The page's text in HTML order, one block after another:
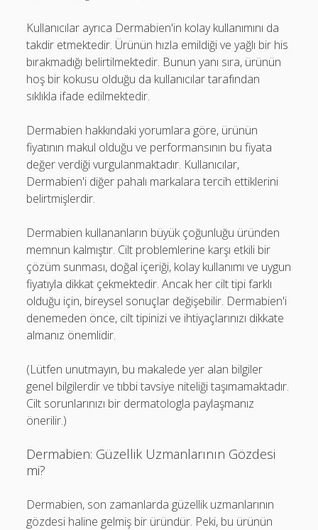
Kullanıcılar ayrıca Dermabien'in kolay kullanımını da
takdir etmektedir. Ürünün hızla emildiği ve yağlı bir his
bırakmadığı belirtilmektedir. Bunun yanı sıra, ürünün
hoş bir kokusu olduğu da kullanıcılar tarafından
sıklıkla ifade edilmektedir.
Dermabien hakkındaki yorumlara göre, ürünün
fiyatının makul olduğu ve performansının bu fiyata
değer verdiği vurgulanmaktadır. Kullanıcılar,
Dermabien'i diğer pahalı markalara tercih ettiklerini
belirtmişlerdir.
Dermabien kullananların büyük çoğunluğu üründen
memnun kalmıştır. Cilt problemlerine karşı etkili bir
çözüm sunması, doğal içeriği, kolay kullanımı ve uygun
fiyatıyla dikkat çekmektedir. Ancak her cilt tipi farklı
olduğu için, bireysel sonuçlar değişebilir. Dermabien'i
denemeden önce, cilt tipinizi ve ihtiyaçlarınızı dikkate
almanız önemlidir.
(Lütfen unutmayın, bu makalede yer alan bilgiler
genel bilgilerdir ve tıbbi tavsiye niteliği taşımamaktadır.
Cilt sorunlarınızı bir dermatologla paylaşmanız
önerilir.)
Dermabien: Güzellik Uzmanlarının Gözdesi
mi?
Dermabien, son zamanlarda güzellik uzmanlarının
gözdesi haline gelmiş bir üründür. Peki, bu ürünün